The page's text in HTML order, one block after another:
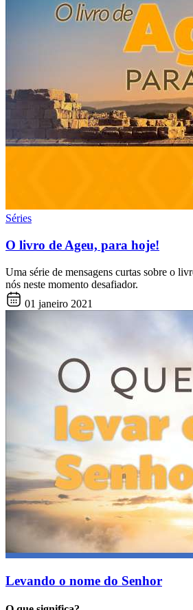
Séries
O livro de Ageu, para hoje!
Uma série de mensagens curtas sobre o
nós neste momento desafiador.
01 janeiro 2021
Levando o nome do Senhor